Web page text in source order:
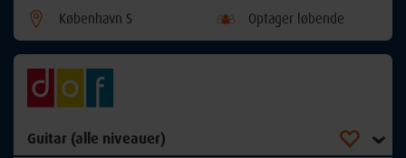
København S Optager løbende
Guitar (alle niveauer)